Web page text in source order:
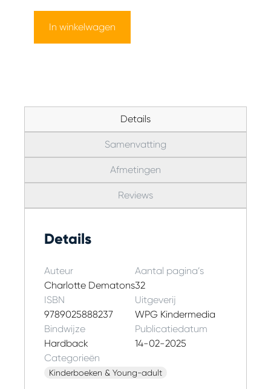
Details
Samenvatting
Afmetingen
Reviews
Details
Auteur
Charlotte Dematons
ISBN
9789025888237
Bindwijze
Hardback
Aantal pagina’s
32
Uitgeverij
WPG Kindermedia
Publicatiedatum
14-02-2025
Categorieën
Kinderboeken & Young-adult